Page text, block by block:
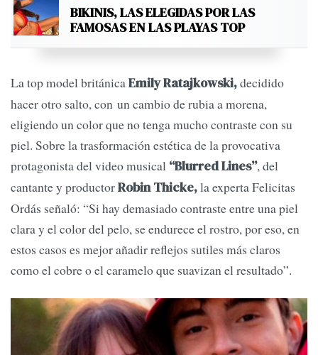
BIKINIS, LAS ELEGIDAS POR LAS
FAMOSAS EN LAS PLAYAS TOP
La top model británicaEmily Ratajkowski,decidido
hacer otro salto, con un cambio de rubia a morena,
eligiendo un color que no tenga mucho contraste con su
piel. Sobre la trasformación estética de la provocativa
protagonista del video musical “Blurred Lines”, del
cantante y productorRobin Thicke,la experta Felicitas
Ordás señaló: “Si hay demasiado contraste entre una piel
clara y el color del pelo, se endurece el rostro, por eso, en
estos casos es mejor añadir reflejos sutiles más claros
como el cobre o el caramelo que suavizan el resultado”.